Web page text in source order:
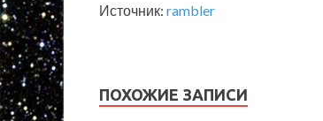
Источник: rambler
ПОХОЖИЕ ЗАПИСИ